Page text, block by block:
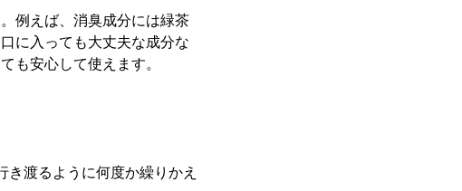
例えば、消臭成分には緑茶
に入っても大丈夫な成分な
も安心して使えます。
渡るように何度か繰りかえ